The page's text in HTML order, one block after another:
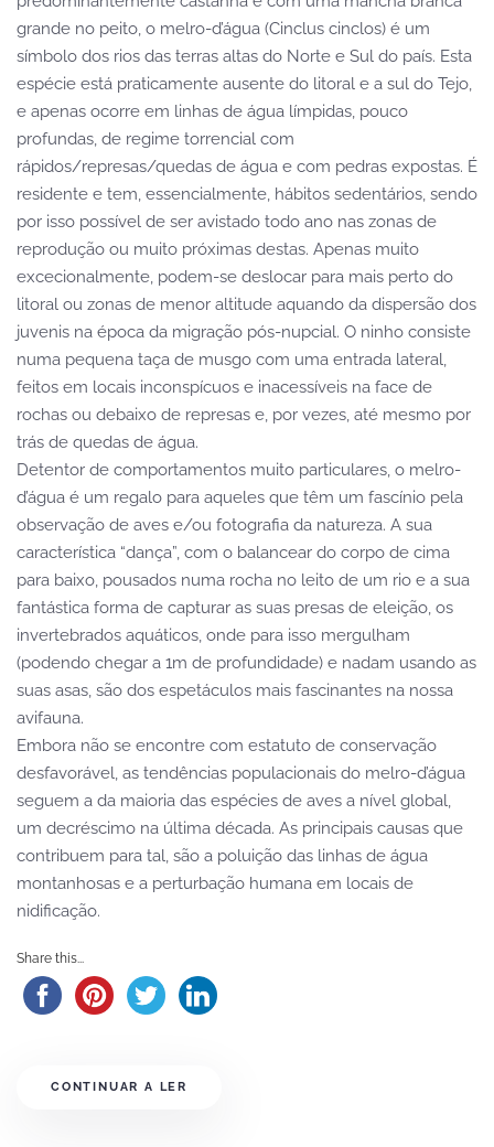
grande no peito, o melro-d’água (Cinclus cinclos) é um
símbolo dos rios das terras altas do Norte e Sul do país. Esta
espécie está praticamente ausente do litoral e a sul do Tejo,
e apenas ocorre em linhas de água límpidas, pouco
profundas, de regime torrencial com
rápidos/represas/quedas de água e com pedras expostas. É
residente e tem, essencialmente, hábitos sedentários, sendo
por isso possível de ser avistado todo ano nas zonas de
reprodução ou muito próximas destas. Apenas muito
excecionalmente, podem-se deslocar para mais perto do
litoral ou zonas de menor altitude aquando da dispersão dos
juvenis na época da migração pós-nupcial. O ninho consiste
numa pequena taça de musgo com uma entrada lateral,
feitos em locais inconspícuos e inacessíveis na face de
rochas ou debaixo de represas e, por vezes, até mesmo por
trás de quedas de água.
Detentor de comportamentos muito particulares, o melro-
d’água é um regalo para aqueles que têm um fascínio pela
observação de aves e/ou fotografia da natureza. A sua
característica “dança”, com o balancear do corpo de cima
para baixo, pousados numa rocha no leito de um rio e a sua
fantástica forma de capturar as suas presas de eleição, os
invertebrados aquáticos, onde para isso mergulham
(podendo chegar a 1m de profundidade) e nadam usando as
suas asas, são dos espetáculos mais fascinantes na nossa
avifauna.
Embora não se encontre com estatuto de conservação
desfavorável, as tendências populacionais do melro-d’água
seguem a da maioria das espécies de aves a nível global,
um decréscimo na última década. As principais causas que
contribuem para tal, são a poluição das linhas de água
montanhosas e a perturbação humana em locais de
nidificação.
Share this...
CONTINUAR A LER